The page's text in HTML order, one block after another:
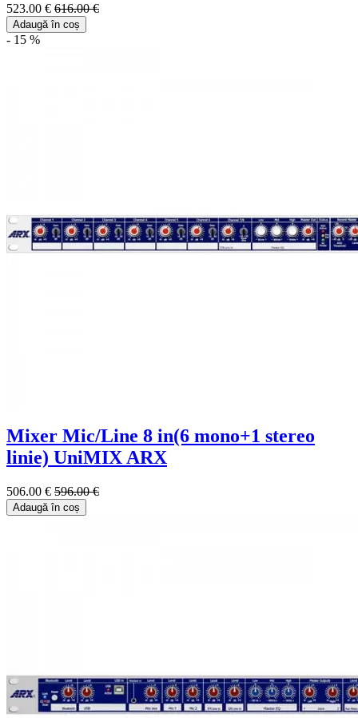
523.00 € 616.00 €
Adaugă în coș
- 15 %
Mixer Mic/Line 8 in(6 mono+1 stereo
linie) UniMIX ARX
506.00 € 596.00 €
Adaugă în coș